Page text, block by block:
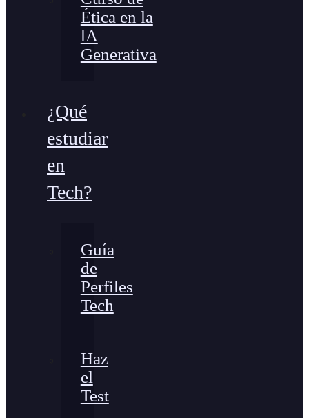
Ética en la
lA
Generativa
¿Qué
estudiar
en
Tech?
Guía
de
Perfiles
Tech
Haz
el
Test